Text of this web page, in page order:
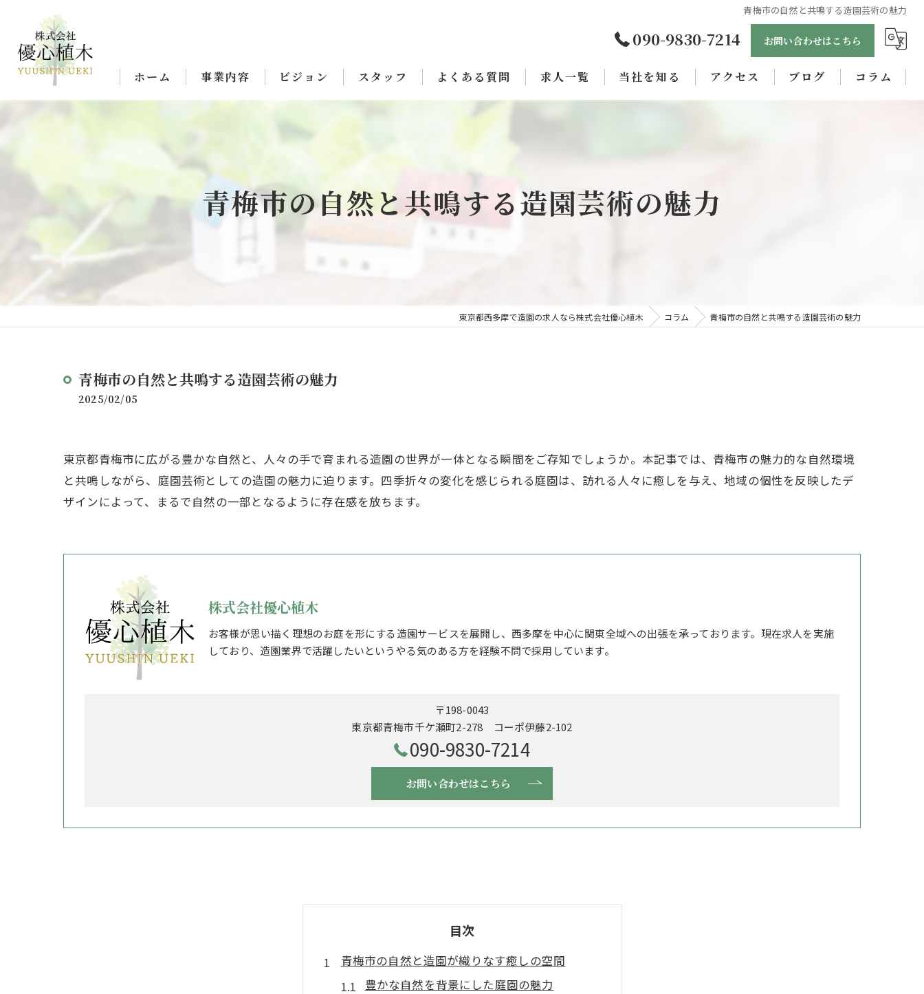
青梅市の自然と共鳴する造園芸術の魅力
090-9830-7214 お問い合わせはこちら
ホーム 事業内容 ビジョン スタッフ よくある質問 求人一覧 当社を知る
職人
アクセス ブログ コラム
青梅市の自然と共鳴する造園芸術の魅力
東京都西多摩で造園の求人なら株式会社優心植木 コラム 青梅市の自然と共鳴する造園芸術の魅力
青梅市の自然と共鳴する造園芸術の魅力
2025/02/05
東京都青梅市に広がる豊かな自然と、人々の手で育まれる造園の世界が一体となる瞬間をご存知でしょうか。本記事では、青梅市の魅力的な自然環境
と共鳴しながら、庭園芸術としての造園の魅力に迫ります。四季折々の変化を感じられる庭園は、訪れる人々に癒しを与え、地域の個性を反映したデ
ザインによって、まるで自然の一部となるように存在感を放ちます。
株式会社優心植木
お客様が思い描く理想のお庭を形にする造園サービスを展開し、西多摩を中心に関東全域への出張を承っております。現在求人を実施
しており、造園業界で活躍したいというやる気のある方を経験不問で採用しています。
〒198-0043
東京都青梅市千ケ瀬町2-278 コーポ伊藤2-102
090-9830-7214
お問い合わせはこちら
目次
青梅市の自然と造園が織りなす癒しの空間
豊かな自然を背景にした庭園の魅力